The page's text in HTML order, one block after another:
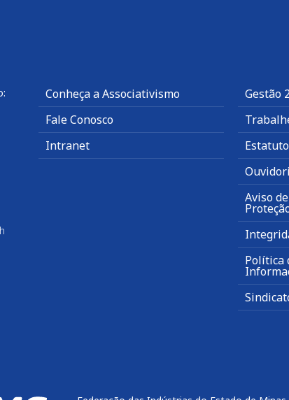
Conheça a Associativismo
Fale Conosco
Intranet
Gestão
Aviso
Política